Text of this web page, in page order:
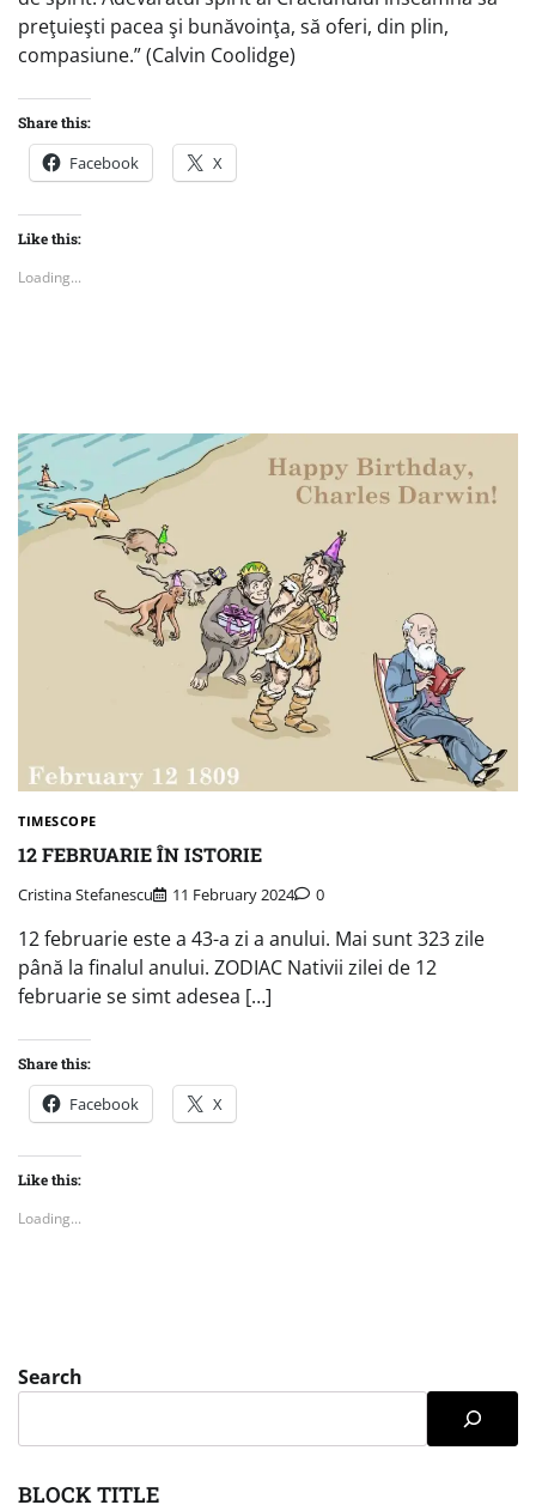
preţuieşti pacea şi bunăvoinţa, să oferi, din plin,
compasiune.” (Calvin Coolidge)
Share this:
Facebook X
Like this:
Loading...
TIMESCOPE
12 FEBRUARIE ÎN ISTORIE
Cristina Stefanescu 11 February 2024 0
12 februarie este a 43-a zi a anului. Mai sunt 323 zile
până la finalul anului. ZODIAC Nativii zilei de 12
februarie se simt adesea […]
Share this:
Facebook X
Like this:
Loading...
Search
BLOCK TITLE